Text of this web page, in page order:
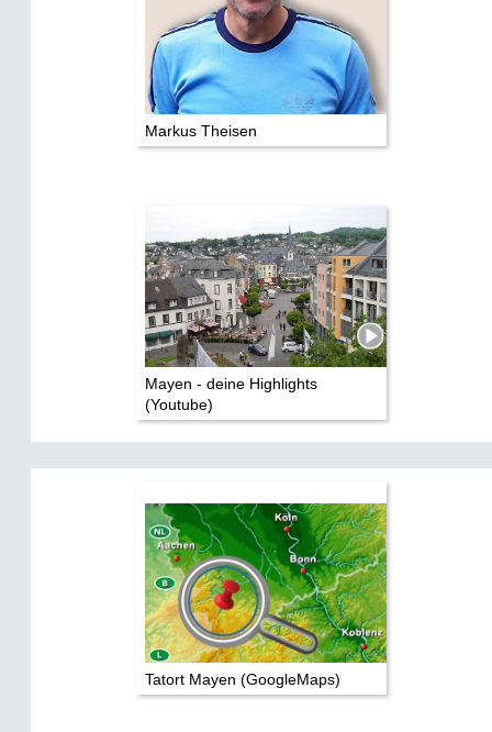
Markus Theisen
Mayen - deine Highlights
(Youtube)
Tatort Mayen (GoogleMaps)